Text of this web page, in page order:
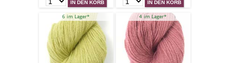
6 im Lager* 4 im Lager*